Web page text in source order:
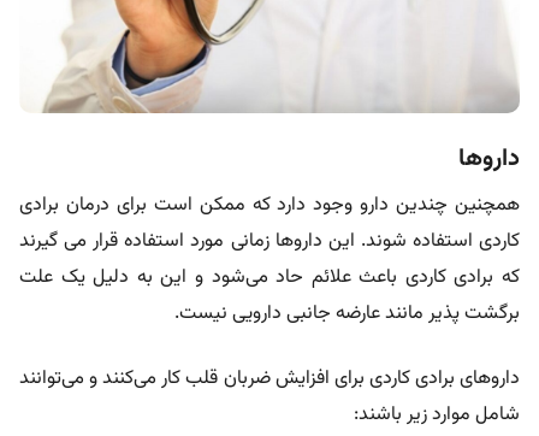
داروها
همچنین چندین دارو وجود دارد که ممکن است برای درمان برادی
کاردی استفاده شوند. این داروها زمانی مورد استفاده قرار می گیرند
که برادی کاردی باعث علائم حاد می‌شود و این به دلیل یک علت
برگشت پذیر مانند عارضه جانبی دارویی نیست.
داروهای برادی کاردی برای افزایش ضربان قلب کار می‌کنند و می‌توانند
شامل موارد زیر باشند: